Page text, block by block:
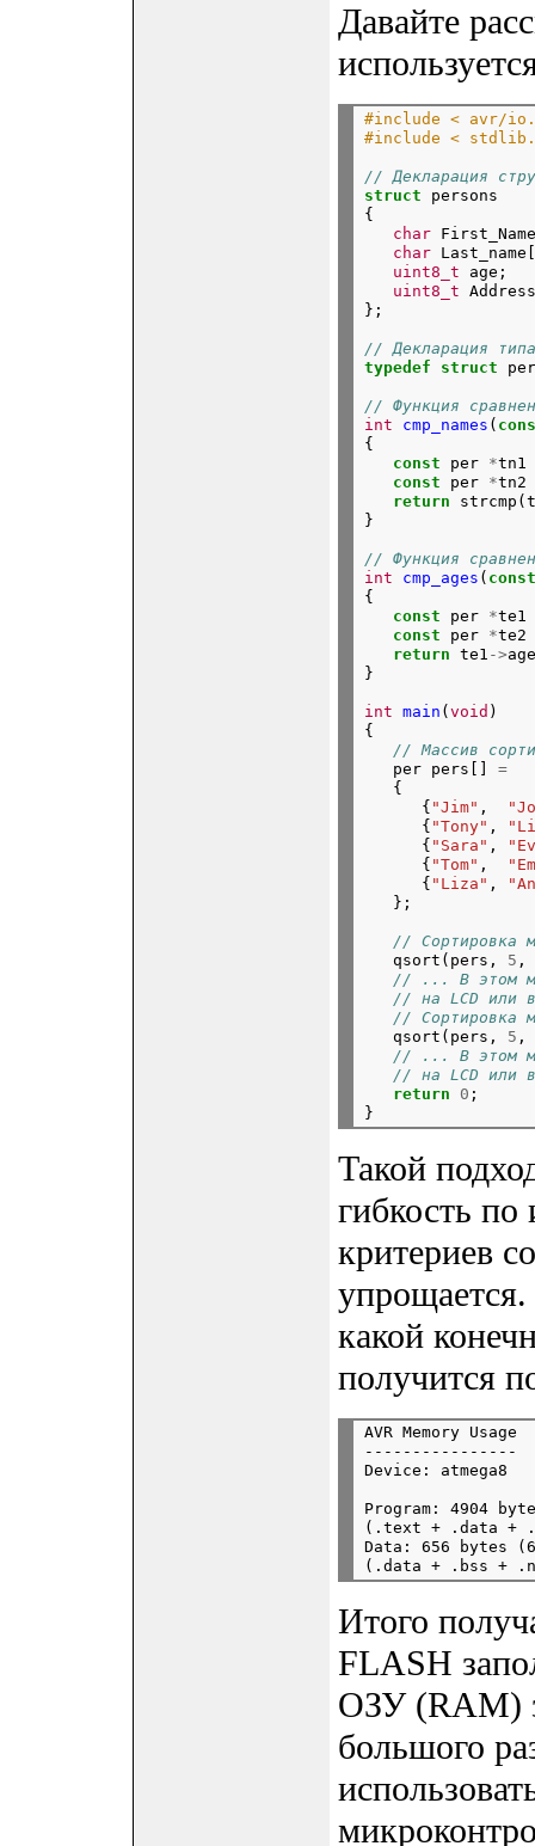
Давайте
#include < avr/
#include <
// Декларация
struct persons
{
char
char
uint8_t age;
uint8_t
};
// Декларация
typedef
struct
// Функция
int
cmp_names (
{
const per *
const per *
return
}
// Функция
int
cmp_ages (
{
const per *
const per *
return te1 ->
}
int main (void )
{
// Массив
   per pers[]
=
   {
      {
"Jim" ,
      {
"Tony" ,
      {
"Sara" ,
      {
"Tom" ,
      {
"Liza" ,
   };
// Сортировка
   qsort(pers,
5
// ... В этом
// на LCD или
// Сортировка
   qsort(pers,
5
// ... В этом
// на LCD или
return
0 ;
Такой
гибкость
критериев
какой
получится
AVR Memory Usage
----------------
Program: 4904
(.text + .data +
Data: 656 bytes
Итого
FLASH
ОЗУ (RAM)
большого